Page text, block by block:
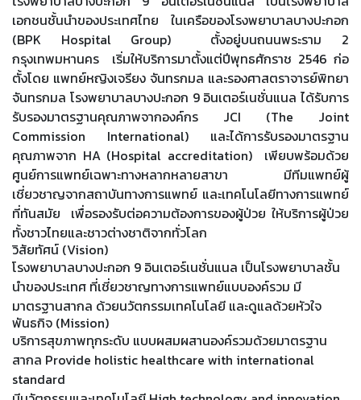
เอกชนชั้นนำของประเทศไทย ในเครือของโรงพยาบาลบางปะกอก
(BPK Hospital Group) ตั้งอยู่บนถนนพระราม 2
กรุงเทพมหานคร เริ่มให้บริการมาตั้งแต่ปีพุทธศักราช 2546 ก่อ
ตั้งโดย แพทย์หญิงเจรียง จันทรกมล และรองศาสตราจารย์พิทยา
จันทรกมล โรงพยาบาลบางปะกอก 9 อินเตอร์เนชั่นแนล ได้รับการ
รับรองมาตรฐานคุณภาพจากองค์กร JCI (The Joint
Commission International) และได้การรับรองมาตรฐาน
คุณภาพจาก HA (Hospital accreditation) เพียบพร้อมด้วย
ศูนย์การแพทย์เฉพาะทางหลากหลายสาขา มีทีมแพทย์ผู้
เชี่ยวชาญจากสถาบันทางการแพทย์ และเทคโนโลยีทางการแพทย์
ที่ทันสมัย เพื่อรองรับต่อความต้องการของผู้ป่วย ให้บริการผู้ป่วย
ทั้งชาวไทยและชาวต่างชาติจากทั่วโลก
วิสัยทัศน์ (Vision)
โรงพยาบาลบางปะกอก 9 อินเตอร์เนชั่นแนล เป็นโรงพยาบาลชั้น
นำของประเทศ ที่เชี่ยวชาญทางการแพทย์แบบองค์รวม มี
มาตรฐานสากล ด้วยนวัตกรรมเทคโนโลยี และดูแลด้วยหัวใจ
พันธกิจ (Mission)
บริการสุขภาพทุกระดับ แบบผสมผสานองค์รวมด้วยมาตรฐาน
สากล Provide holistic healthcare with international
standard